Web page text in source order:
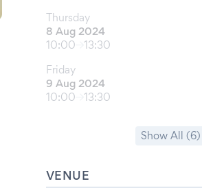
Thursday
8 Aug 2024
10:00
13:30
Friday
9 Aug 2024
10:00
13:30
Show All (6)
VENUE